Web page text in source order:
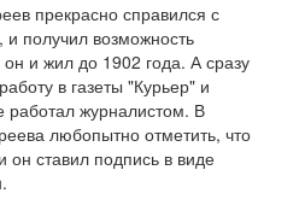
прекрасно справился с
получил возможность
и жил до 1902 года. А сразу
в газеты "Курьер" и
работал журналистом. В
любопытно отметить, что
ставил подпись в виде